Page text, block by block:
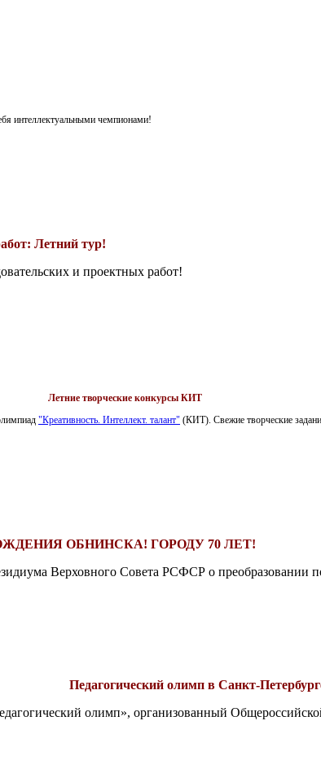
интеллектуальными чемпионами!
Летний тур!
и проектных работ!
Летние творческие конкурсы КИТ
"Креативность. Интеллект. талант" (КИТ). Свежие творческие
ОБНИНСКА! ГОРОДУ 70 ЛЕТ!
Верховного Совета РСФСР о преобразовании
Педагогический олимп в Санкт-
олимп», организованный